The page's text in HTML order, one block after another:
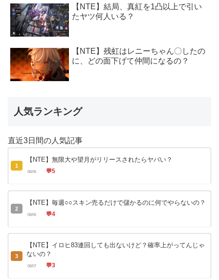
【NTE】結局、真紅を1凸以上で引い
たヤツ何人いる？
【NTE】残虹はレニーちゃん〇したの
に、どの面下げて仲間になるの？
人気ランキング
直近3日間の人気記事
1
【NTE】無限大や望月がリリースされたらヤバい？
08/06 💬5
2
【NTE】毎週○○スキン売るだけで儲かるのに何でやらないの？
08/06 💬4
3
【NTE】イロヒ83連回しても出ないけど？確率上がってんじゃ
ないの？
08/07 💬3